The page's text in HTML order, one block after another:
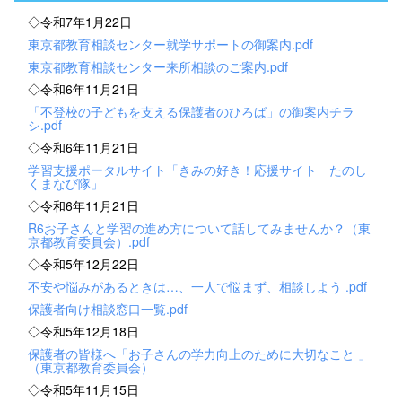
◇令和7年1月22日
東京都教育相談センター就学サポートの御案内.pdf
東京都教育相談センター来所相談のご案内.pdf
◇令和6年11月21日
「不登校の子どもを支える保護者のひろば」の御案内チラ
シ.pdf
◇令和6年11月21日
学習支援ポータルサイト「きみの好き！応援サイト たのし
くまなび隊」
◇令和6年11月21日
R6お子さんと学習の進め方について話してみませんか？（東
京都教育委員会）.pdf
◇令和5年12月22日
不安や悩みがあるときは…、一人で悩まず、相談しよう .pdf
保護者向け相談窓口一覧.pdf
◇令和5年12月18日
保護者の皆様へ「お子さんの学力向上のために大切なこと 」
（東京都教育委員会）
◇令和5年11月15日